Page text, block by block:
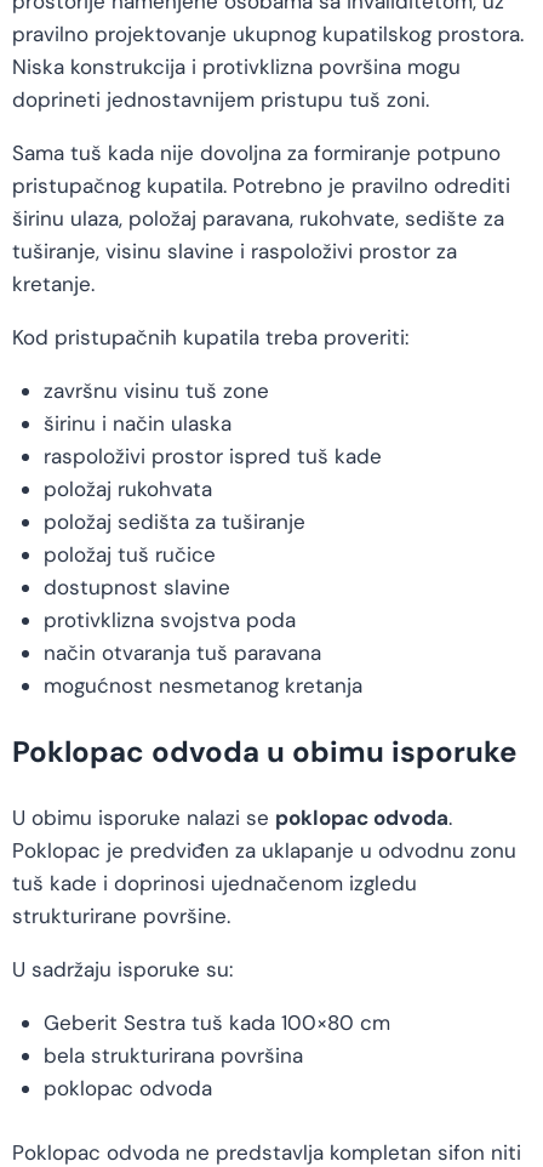
pravilno projektovanje ukupnog kupatilskog prostora.
Niska konstrukcija i protivklizna površina mogu
doprineti jednostavnijem pristupu tuš zoni.
Sama tuš kada nije dovoljna za formiranje potpuno
pristupačnog kupatila. Potrebno je pravilno odrediti
širinu ulaza, položaj paravana, rukohvate, sedište za
tuširanje, visinu slavine i raspoloživi prostor za
kretanje.
Kod pristupačnih kupatila treba proveriti:
završnu visinu tuš zone
širinu i način ulaska
raspoloživi prostor ispred tuš kade
položaj rukohvata
položaj sedišta za tuširanje
položaj tuš ručice
dostupnost slavine
protivklizna svojstva poda
način otvaranja tuš paravana
mogućnost nesmetanog kretanja
Poklopac odvoda u obimu isporuke
U obimu isporuke nalazi se poklopac odvoda.
Poklopac je predviđen za uklapanje u odvodnu zonu
tuš kade i doprinosi ujednačenom izgledu
strukturirane površine.
U sadržaju isporuke su:
Geberit Sestra tuš kada 100×80 cm
bela strukturirana površina
poklopac odvoda
Poklopac odvoda ne predstavlja kompletan sifon niti